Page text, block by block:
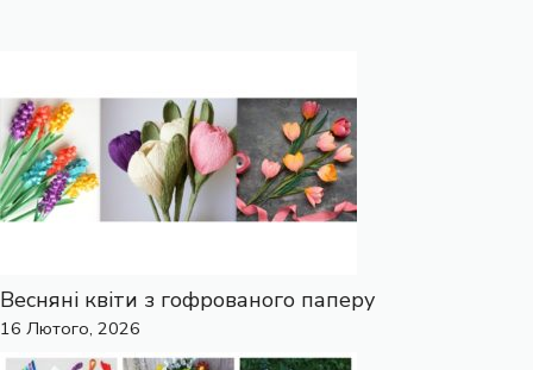
Весняні квіти з гофрованого паперу
16 Лютого, 2026